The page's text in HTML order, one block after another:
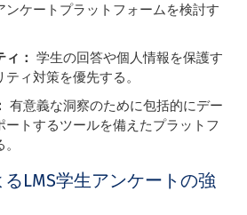
ンケートプラットフォームを検討す
ィ：学生の回答や個人情報を保護す
ィ対策を優先する。
有意義な洞察のために包括的にデー
ートするツールを備えたプラットフ
LMS学生アンケートの強